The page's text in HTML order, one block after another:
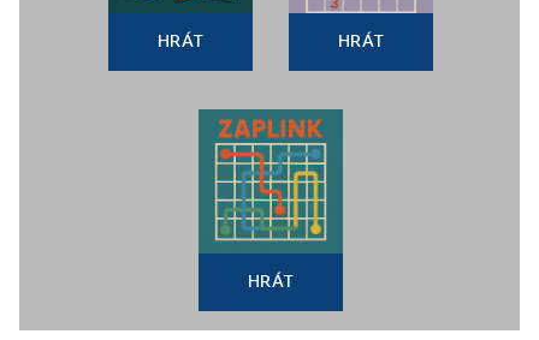
HRÁT HRÁT
HRÁT